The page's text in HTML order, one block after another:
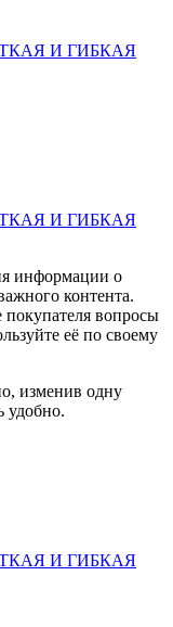
И ГИБКАЯ
И ГИБКАЯ
информации о
контента.
вопросы
её по своему
изменив одну
удобно.
И ГИБКАЯ